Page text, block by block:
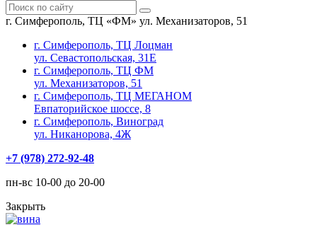
г. Симферополь, ТЦ «ФМ» ул. Механизаторов, 51
г. Симферополь, ТЦ Лоцман
ул. Севастопольская, 31Е
г. Симферополь, ТЦ ФМ
ул. Механизаторов, 51
г. Симферополь, ТЦ МЕГАНОМ
Евпаторийское шоссе, 8
г. Симферополь, Виноград
ул. Никанорова, 4Ж
+7 (978) 272-92-48
пн-вс 10-00 до 20-00
Закрыть